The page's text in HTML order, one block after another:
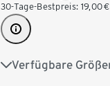
30-Tage-Bestpreis: 19,00€
Verfügbare
122/128 134/140